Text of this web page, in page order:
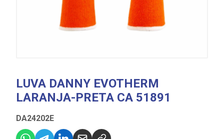
LUVA DANNY EVOTHERM
LARANJA-PRETA CA 51891
DA24202E